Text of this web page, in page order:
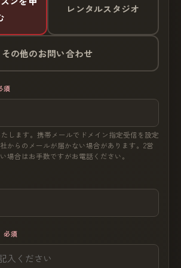
レンタルスタジオ
その他のお問い合わせ
須
します。携帯メールでドメイン指定受信を設定
からのメールが届かない場合があります。2営
場合はお手数ですがお電話ください。
必須